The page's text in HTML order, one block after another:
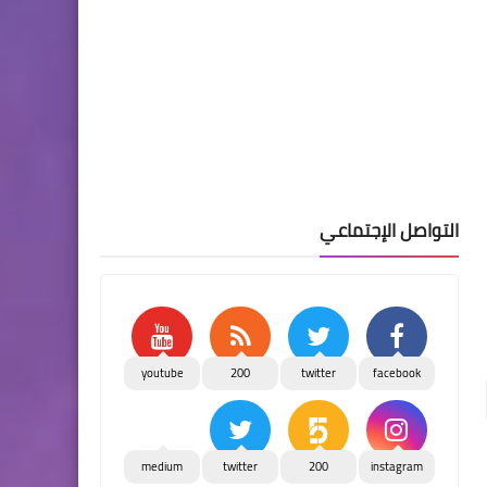
التواصل الإجتماعي
facebook
twitter
200
youtube
instagram
200
twitter
medium